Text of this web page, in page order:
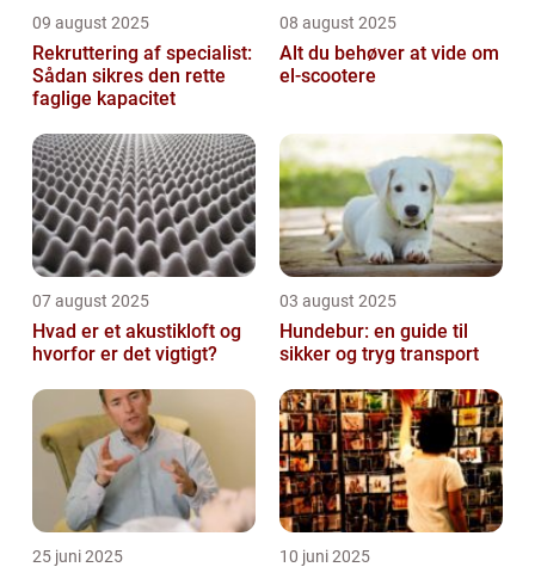
09 august 2025
Rekruttering af specialist:
Sådan sikres den rette
faglige kapacitet
08 august 2025
Alt du behøver at vide om
el-scootere
07 august 2025
Hvad er et akustikloft og
hvorfor er det vigtigt?
03 august 2025
Hundebur: en guide til
sikker og tryg transport
25 juni 2025 10 juni 2025